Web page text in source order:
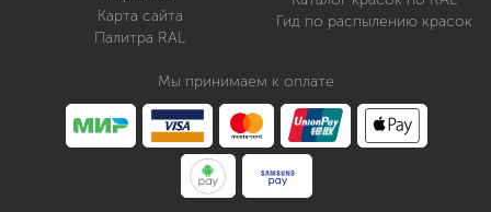
Карта сайта
Палитра RAL
Гид по распылению красок
Мы принимаем к оплате